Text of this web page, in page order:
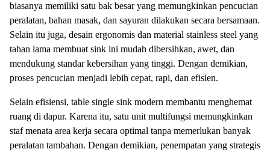
biasanya memiliki satu bak besar yang memungkinkan pencucian
peralatan, bahan masak, dan sayuran dilakukan secara bersamaan.
Selain itu juga, desain ergonomis dan material stainless steel yang
tahan lama membuat sink ini mudah dibersihkan, awet, dan
mendukung standar kebersihan yang tinggi. Dengan demikian,
proses pencucian menjadi lebih cepat, rapi, dan efisien.
Selain efisiensi, table single sink modern membantu menghemat
ruang di dapur. Karena itu, satu unit multifungsi memungkinkan
staf menata area kerja secara optimal tanpa memerlukan banyak
peralatan tambahan. Dengan demikian, penempatan yang strategis